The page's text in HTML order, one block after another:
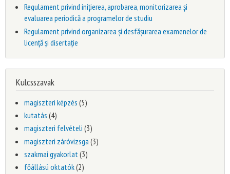
Regulament privind inițierea, aprobarea, monitorizarea și
evaluarea periodică a programelor de studiu
Regulament privind organizarea și desfășurarea examenelor de
licență și disertație
Kulcsszavak
magiszteri képzés (5)
kutatás (4)
magiszteri felvételi (3)
magiszteri záróvizsga (3)
szakmai gyakorlat (3)
főállású oktatók(2)